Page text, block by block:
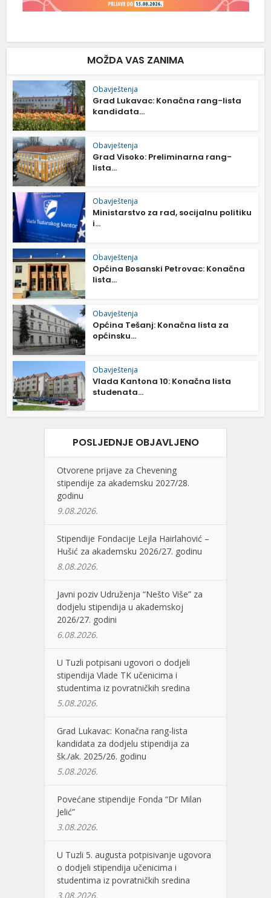
MOŽDA VAS ZANIMA
Obavještenja
Grad Lukavac: Konačna rang-lista
kandidata...
Obavještenja
Grad Visoko: Preliminarna rang-
lista...
Obavještenja
Ministarstvo za rad, socijalnu politiku
i...
Obavještenja
Općina Bosanski Petrovac: Konačna
lista...
Obavještenja
Općina Tešanj: Konačna lista za
općinsku...
Obavještenja
Vlada Kantona 10: Konačna lista
studenata...
POSLJEDNJE OBJAVLJENO
Otvorene prijave za Chevening
stipendije za akademsku 2027/28.
godinu
9.08.2026.
Stipendije Fondacije Lejla Hairlahović –
Hušić za akademsku 2026/27. godinu
8.08.2026.
Javni poziv Udruženja “Nešto Više” za
dodjelu stipendija u akademskoj
2026/27. godini
6.08.2026.
U Tuzli potpisani ugovori o dodjeli
stipendija Vlade TK učenicima i
studentima iz povratničkih sredina
5.08.2026.
Grad Lukavac: Konačna rang-lista
kandidata za dodjelu stipendija za
šk./ak. 2025/26. godinu
5.08.2026.
Povećane stipendije Fonda “Dr Milan
Jelić”
3.08.2026.
U Tuzli 5. augusta potpisivanje ugovora
o dodjeli stipendija učenicima i
studentima iz povratničkih sredina
3.08.2026.